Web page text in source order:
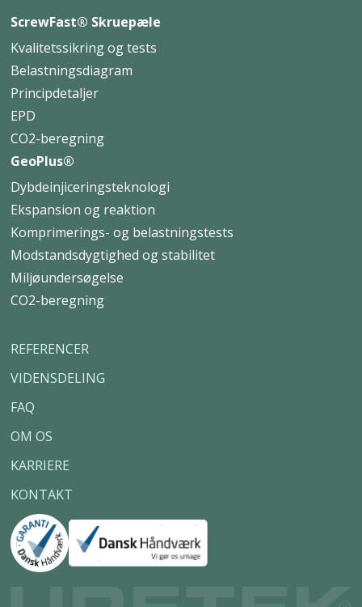
ScrewFast® Skruepæle
Kvalitetssikring og tests
Belastningsdiagram
Principdetaljer
EPD
CO2-beregning
GeoPlus®
Dybdeinjiceringsteknologi
Ekspansion og reaktion
Komprimerings- og belastningstests
Modstandsdygtighed og stabilitet
Miljøundersøgelse
CO2-beregning
REFERENCER
VIDENSDELING
FAQ
OM OS
KARRIERE
KONTAKT